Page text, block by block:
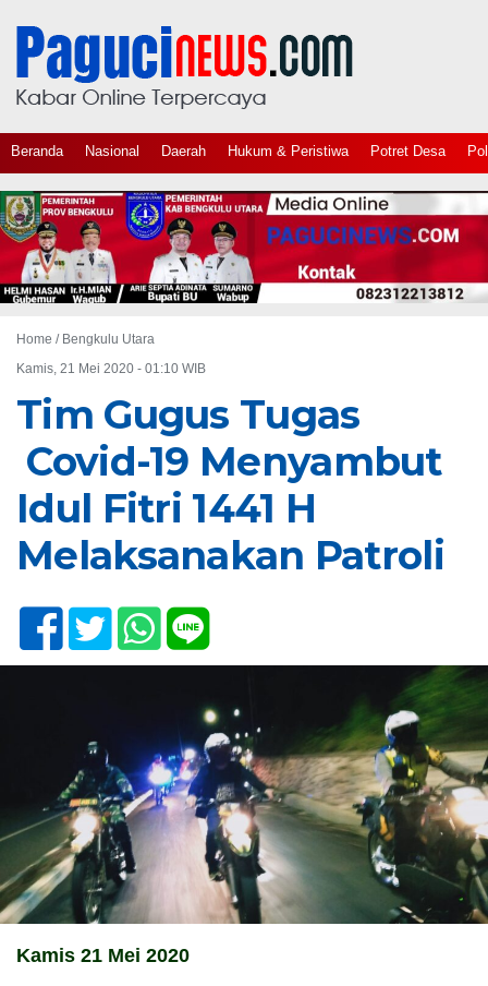
Beranda Nasional Daerah Hukum & Peristiwa Potret Desa
Home / Bengkulu Utara
Kamis, 21 Mei 2020 - 01:10 WIB
Tim Gugus Tugas
Covid-19 Menyambut
Idul Fitri 1441 H
Melaksanakan Patroli
Kamis 21 Mei 2020